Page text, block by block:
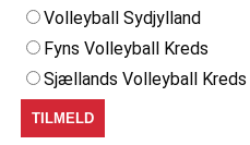
Volleyball Sydjylland
Fyns Volleyball Kreds
Sjællands Volleyball Kreds